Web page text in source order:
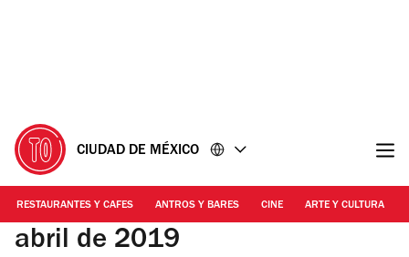
CIUDAD DE MÉXICO
RESTAURANTES Y CAFES ANTROS Y BARES CINE ARTE Y CULTURA
abril de 2019